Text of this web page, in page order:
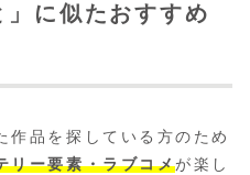
」に似たおすすめ
作品を探している方のため
リー要素・ラブコメが楽し